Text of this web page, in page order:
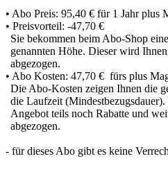
• Abo Preis: 95,40 € für 1 Jahr plus
• Preisvorteil: -47,70 €
Sie bekommen beim Abo-Shop
genannten Höhe. Dieser wird
abgezogen.
• Abo Kosten: 47,70 € fürs plus
Die Abo-Kosten zeigen Ihnen die
die Laufzeit
Angebot teils noch Rabatte und
abgezogen.
- für dieses Abo gibt es keine